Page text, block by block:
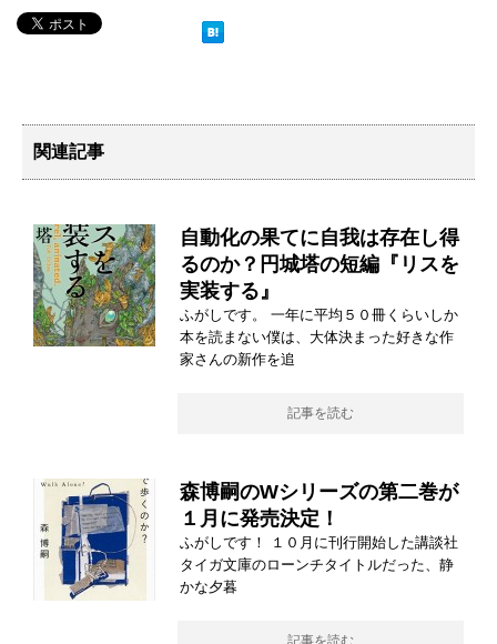
関連記事
自動化の果てに自我は存在し得
るのか？円城塔の短編『リスを
実装する』
ふがしです。 一年に平均５０冊くらいしか
本を読まない僕は、大体決まった好きな作
家さんの新作を追
記事を読む
森博嗣のWシリーズの第二巻が
１月に発売決定！
ふがしです！ １０月に刊行開始した講談社
タイガ文庫のローンチタイトルだった、静
かな夕暮
記事を読む